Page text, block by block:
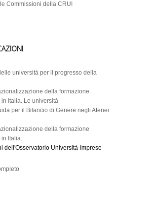
Commissioni della CRUI
università per il progresso della
della formazione
Italia. Le università
per il Bilancio di Genere negli Atenei
della formazione
Italia.
dell'Osservatorio Università-Imprese